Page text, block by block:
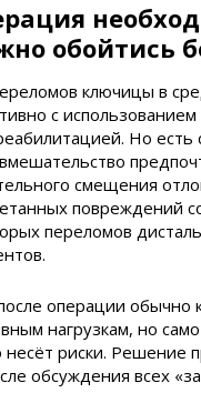
обойтись
ключицы в
с
Но есть
смещения
повреждений
переломов
операции обычно
нагрузкам, но
риски. Решение
обсуждения всех